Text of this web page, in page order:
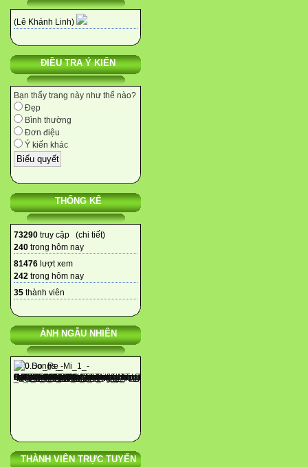
(Lê Khánh Linh)
ĐIỀU TRA Ý KIẾN
Bạn thấy trang này như thế nào?
Đẹp
Bình thường
Đơn điệu
Ý kiến khác
THỐNG KÊ
73290 truy cập (chi tiết)
240 trong hôm nay
81476 lượt xem
242 trong hôm nay
35 thành viên
ẢNH NGẪU NHIÊN
THÀNH VIÊN TRỰC TUYẾN